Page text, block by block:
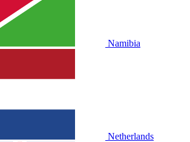
Namibia
Netherlands